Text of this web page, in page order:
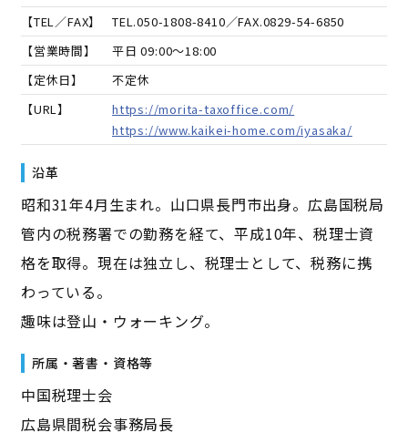
【TEL／FAX】
TEL.050-1808-8410／FAX.0829-54-6850
【営業時間】
平日 09:00～18:00
【定休日】
不定休
【URL】
https://morita-taxoffice.com/
https://www.kaikei-home.com/iyasaka/
沿革
昭和31年4月生まれ。山口県長門市出身。広島国税局
管内の税務署での勤務を経て、平成10年、税理士資
格を取得。現在は独立し、税理士として、税務に携
わっている。
趣味は登山・ウォーキング。
所属・著書・資格等
中国税理士会
広島県間税会事務局長